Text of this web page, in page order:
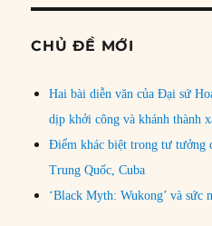
CHỦ ĐỀ MỚI
Hai bài diễn văn của Đại sứ
dịp khởi công và khánh thành
Điểm khác biệt trong tư tưởng
Trung Quốc, Cuba
‘Black Myth: Wukong’ và sức